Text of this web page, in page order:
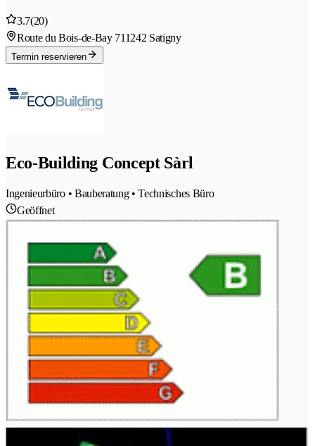
3.7(20)
Route du Bois-de-Bay 711242 Satigny
Termin reservieren
Eco-Building Concept Sàrl
Ingenieurbüro • Bauberatung • Technisches Büro
Geöffnet